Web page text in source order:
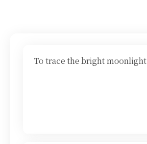
To trace the bright moonlight